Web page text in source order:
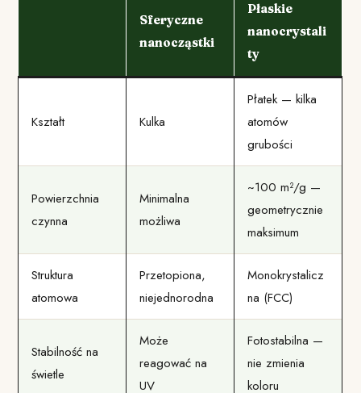
Sferyczne
nanocząstki
Płaskie
nanocrystali
ty
Kształt Kulka
Płatek — kilka
atomów
grubości
Powierzchnia
czynna
Minimalna
możliwa
~100 m²/g —
geometrycznie
maksimum
Struktura
atomowa
Przetopiona,
niejednorodna
Monokrystalicz
na (FCC)
Stabilność na
świetle
Może
reagować na
UV
Fotostabilna —
nie zmienia
koloru